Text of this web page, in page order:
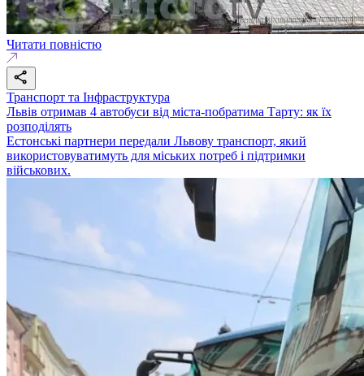
Читати повністю
Транспорт та Інфраструктура
Львів отримав 4 автобуси від міста-побратима Тарту: як їх
розподілять
Естонські партнери передали Львову транспорт, який
використовуватимуть для міських потреб і підтримки
військових.